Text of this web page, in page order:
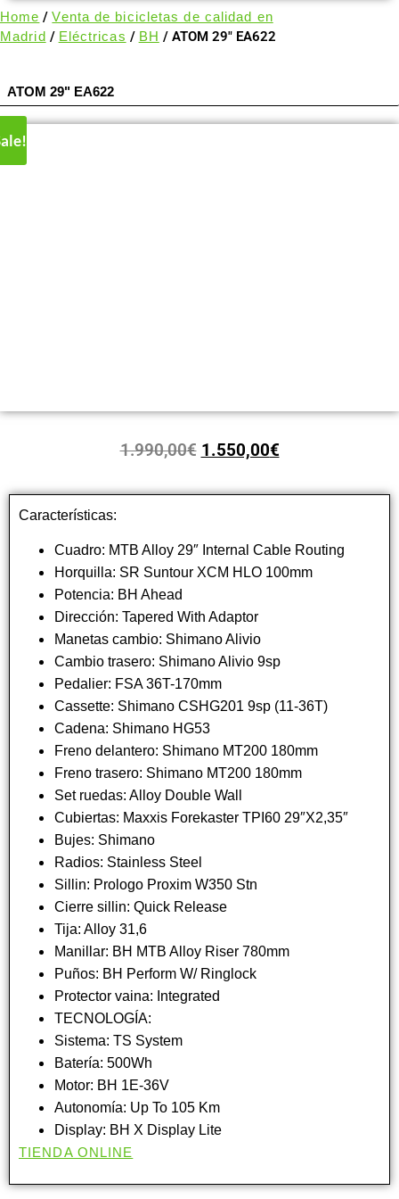
Home /Venta de bicicletas de calidad en
Madrid / Eléctricas / BH / ATOM 29″ EA622
ATOM 29" EA622
1.990,00€ 1.550,00€
Características:
Cuadro: MTB Alloy 29″ Internal Cable Routing
Horquilla: SR Suntour XCM HLO 100mm
Potencia: BH Ahead
Dirección: Tapered With Adaptor
Manetas cambio: Shimano Alivio
Cambio trasero: Shimano Alivio 9sp
Pedalier: FSA 36T-170mm
Cassette: Shimano CSHG201 9sp (11-36T)
Cadena: Shimano HG53
Freno delantero: Shimano MT200 180mm
Freno trasero: Shimano MT200 180mm
Set ruedas: Alloy Double Wall
Cubiertas: Maxxis Forekaster TPI60 29″X2,35″
Bujes: Shimano
Radios: Stainless Steel
Sillin: Prologo Proxim W350 Stn
Cierre sillin: Quick Release
Tija: Alloy 31,6
Manillar: BH MTB Alloy Riser 780mm
Puños: BH Perform W/ Ringlock
Protector vaina: Integrated
TECNOLOGÍA:
Sistema: TS System
Batería: 500Wh
Motor: BH 1E-36V
Autonomía: Up To 105 Km
Display: BH X Display Lite
TIENDA ONLINE